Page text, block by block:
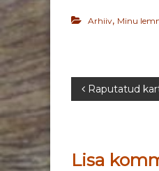
Arhiiv, Minu
N
v
Raputatud
Lisa